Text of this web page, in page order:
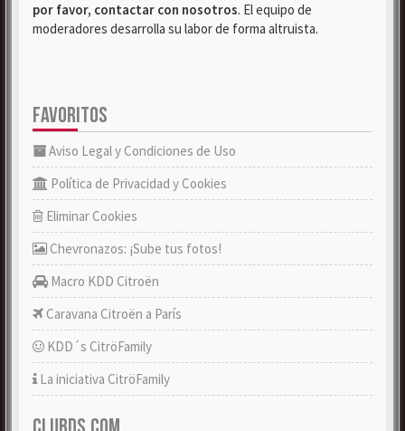
por favor, contactar con nosotros. El equipo de
moderadores desarrolla su labor de forma altruista.
FAVORITOS
Aviso Legal y Condiciones de Uso
Política de Privacidad y Cookies
Eliminar Cookies
Chevronazos: ¡Sube tus fotos!
Macro KDD Citroën
Caravana Citroën a París
KDD´s CitröFamily
La iniciativa CitröFamily